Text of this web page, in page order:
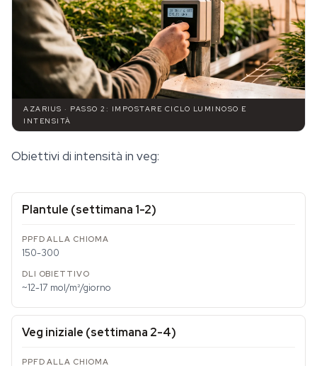
AZARIUS · PASSO 2: IMPOSTARE CICLO LUMINOSO E
INTENSITÀ
Obiettivi di intensità in veg:
Plantule (settimana 1-2)
150-300
~12-17 mol/m²/giorno
Veg iniziale (settimana 2-4)